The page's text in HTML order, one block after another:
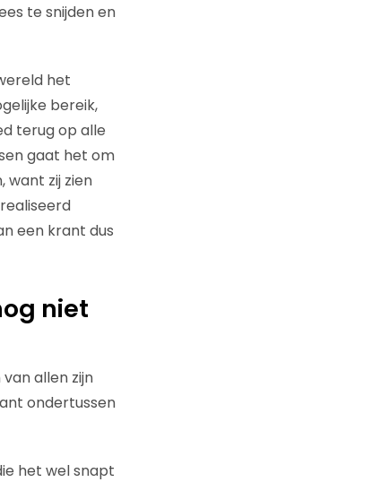
te snijden en
het
bereik,
terug op alle
gaat het om
want zij zien
een krant dus
niet
allen zijn
ondertussen
het wel snapt